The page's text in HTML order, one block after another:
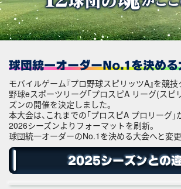
球団統一オーダーNo.1を決める
モバイルゲーム『プロ野球スピリッツA』を競
野球eスポーツリーグ「プロスピA リーグ(スピ
ズンの開催を決定しました。
本大会は、これまでの「プロスピA プロリーグ」
2026シーズンよりフォーマットを刷新。
球団統一オーダーのNo.1を決める大会へと変更
2025シーズンとの